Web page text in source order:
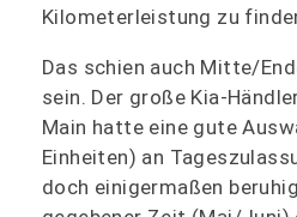
Kilometerleistung zu
Das schien auch Mitte/
sein. Der große Kia-
Main hatte eine gute
Einheiten) an
doch einigermaßen